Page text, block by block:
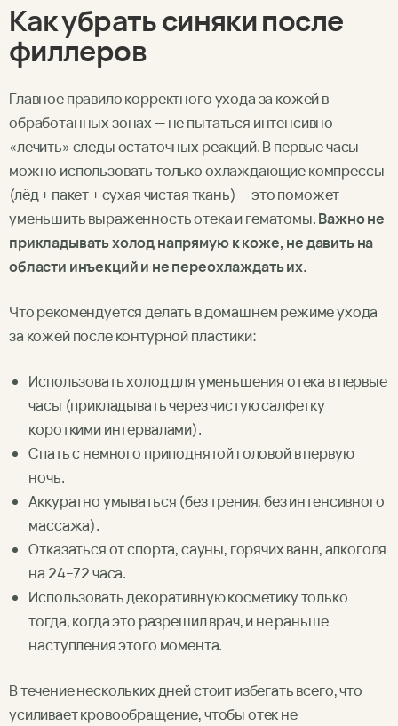
Как убрать синяки после
филлеров
Главное правило корректного ухода за кожей в
обработанных зонах — не пытаться интенсивно
«лечить» следы остаточных реакций. В первые часы
можно использовать только охлаждающие компрессы
(лёд + пакет + сухая чистая ткань) — это поможет
уменьшить выраженность отека и гематомы.Важно не
прикладывать холод напрямую к коже, не давить на
области инъекций и не переохлаждать их.
Что рекомендуется делать в домашнем режиме ухода
за кожей после контурной пластики:
Использовать холод для уменьшения отека в первые
часы (прикладывать через чистую салфетку
короткими интервалами).
Спать с немного приподнятой головой в первую
ночь.
Аккуратно умываться (без трения, без интенсивного
массажа).
Отказаться от спорта, сауны, горячих ванн, алкоголя
на 24–72 часа.
Использовать декоративную косметику только
тогда, когда это разрешил врач, и не раньше
наступления этого момента.
В течение нескольких дней стоит избегать всего, что
усиливает кровообращение, чтобы отек не